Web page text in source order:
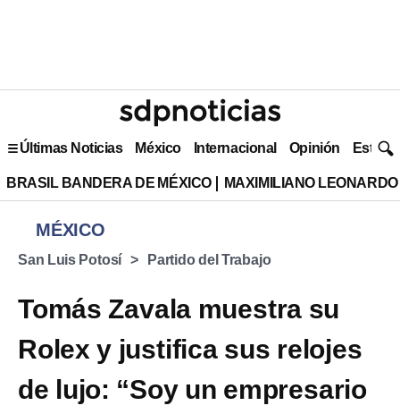
Últimas Noticias México Internacional Opinión Estilo
BRASIL BANDERA DE MÉXICO MAXIMILIANO
MÉXICO
San Luis Potosí Partido del Trabajo
Tomás Zavala muestra su
Rolex y justifica sus relojes
de lujo: “Soy un empresario